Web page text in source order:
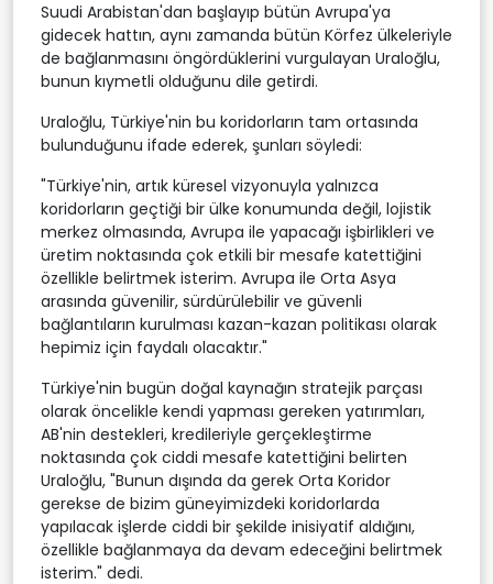
Suudi Arabistan'dan başlayıp bütün Avrupa'ya
gidecek hattın, aynı zamanda bütün Körfez ülkeleriyle
de bağlanmasını öngördüklerini vurgulayan Uraloğlu,
bunun kıymetli olduğunu dile getirdi.
Uraloğlu, Türkiye'nin bu koridorların tam ortasında
bulunduğunu ifade ederek, şunları söyledi:
"Türkiye'nin, artık küresel vizyonuyla yalnızca
koridorların geçtiği bir ülke konumunda değil, lojistik
merkez olmasında, Avrupa ile yapacağı işbirlikleri ve
üretim noktasında çok etkili bir mesafe katettiğini
özellikle belirtmek isterim. Avrupa ile Orta Asya
arasında güvenilir, sürdürülebilir ve güvenli
bağlantıların kurulması kazan-kazan politikası olarak
hepimiz için faydalı olacaktır."
Türkiye'nin bugün doğal kaynağın stratejik parçası
olarak öncelikle kendi yapması gereken yatırımları,
AB'nin destekleri, kredileriyle gerçekleştirme
noktasında çok ciddi mesafe katettiğini belirten
Uraloğlu, "Bunun dışında da gerek Orta Koridor
gerekse de bizim güneyimizdeki koridorlarda
yapılacak işlerde ciddi bir şekilde inisiyatif aldığını,
özellikle bağlanmaya da devam edeceğini belirtmek
isterim." dedi.